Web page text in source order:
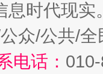
息时代现实
众/公共/
电话：